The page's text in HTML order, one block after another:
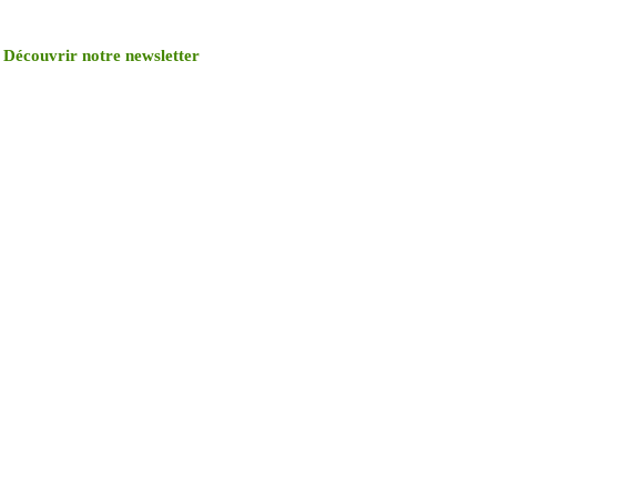
Découvrir notre newsletter